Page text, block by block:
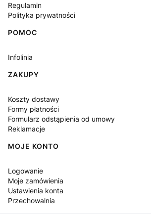
Regulamin
Polityka prywatności
POMOC
Infolinia
ZAKUPY
Koszty dostawy
Formy płatności
Formularz odstąpienia od umowy
Reklamacje
MOJE KONTO
Logowanie
Moje zamówienia
Ustawienia konta
Przechowalnia